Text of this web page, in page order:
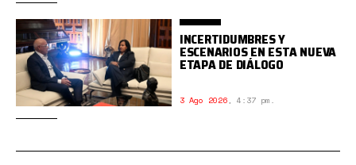
INCERTIDUMBRES Y
ESCENARIOS EN ESTA NUEVA
ETAPA DE DIÁLOGO
3 Ago 2026, 4:37 pm.